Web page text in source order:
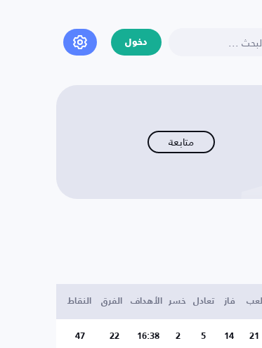
دخول
متابعة
لعب فاز تعادل خسر الأهداف الفرق النقاط
21
14
5
2
16:38
22
47